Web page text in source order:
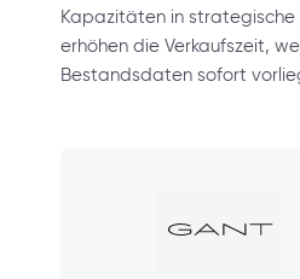
Kapazitäten in strategische
erhöhen die Verkaufszeit,
Bestandsdaten sofort